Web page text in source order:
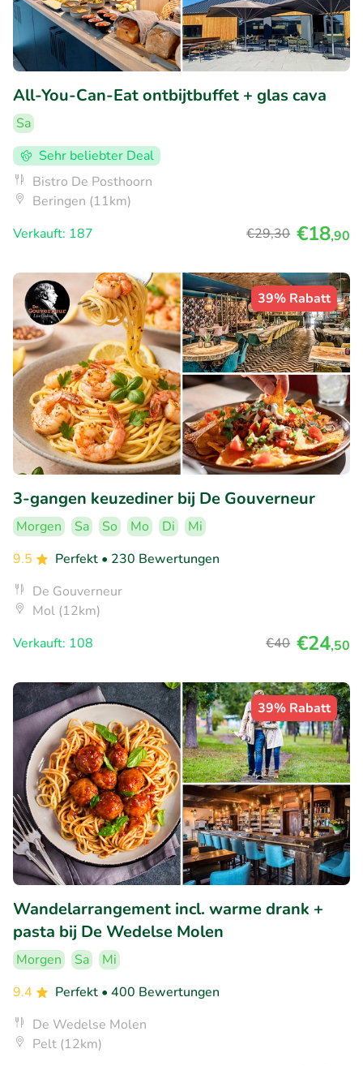
All-You-Can-Eat ontbijtbuffet + glas cava
Sa
Sehr beliebter Deal
Bistro De Posthoorn
Beringen (11km)
Verkauft: 187
€29,30 €18,90
39% Rabatt
3-gangen keuzediner bij De Gouverneur
Morgen Sa So Mo Di
Mi
9.5
Perfekt • 230 Bewertungen
De Gouverneur
Mol (12km)
Verkauft: 108
€40 €24,50
39% Rabatt
Wandelarrangement incl. warme drank +
pasta bij De Wedelse Molen
Morgen Sa
Mi
9.4
Perfekt • 400 Bewertungen
De Wedelse Molen
Pelt (12km)